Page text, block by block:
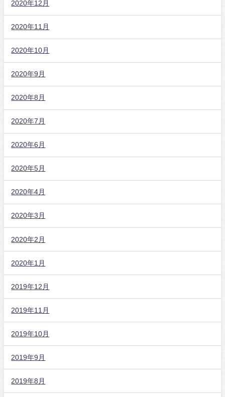
2020年12月
2020年11月
2020年10月
2020年9月
2020年8月
2020年7月
2020年6月
2020年5月
2020年4月
2020年3月
2020年2月
2020年1月
2019年12月
2019年11月
2019年10月
2019年9月
2019年8月